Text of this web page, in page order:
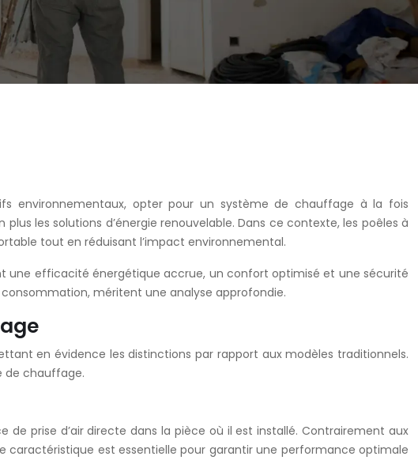
environnementaux, opter pour un système de chauffage à la fois
les solutions d’énergie renouvelable. Dans ce contexte, les poêles à
tout en réduisant l’impact environnemental.
une efficacité énergétique accrue, un confort optimisé et une sécurité
méritent une analyse approfondie.
en évidence les distinctions par rapport aux modèles traditionnels.
de chauffage.
de prise d’air directe dans la pièce où il est installé. Contrairement aux
caractéristique est essentielle pour garantir une performance optimale